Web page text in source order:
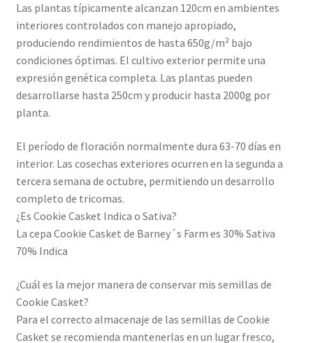
Las plantas típicamente alcanzan 120cm en ambientes
interiores controlados con manejo apropiado,
produciendo rendimientos de hasta 650g/m² bajo
condiciones óptimas. El cultivo exterior permite una
expresión genética completa. Las plantas pueden
desarrollarse hasta 250cm y producir hasta 2000g por
planta.
El período de floración normalmente dura 63-70 días en
interior. Las cosechas exteriores ocurren en la segunda a
tercera semana de octubre, permitiendo un desarrollo
completo de tricomas.
¿Es Cookie Casket Indica o Sativa?
La cepa Cookie Casket de Barney´s Farm es 30% Sativa
70% Indica
¿Cuál es la mejor manera de conservar mis semillas de
Cookie Casket?
Para el correcto almacenaje de las semillas de Cookie
Casket se recomienda mantenerlas en un lugar fresco,